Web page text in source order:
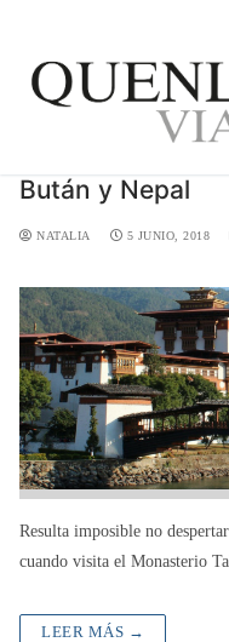
Bután y Nepal
NATALIA 5 JUNIO, 2018
Resulta imposible no
cuando visita el Monasterio
LEER MÁS →